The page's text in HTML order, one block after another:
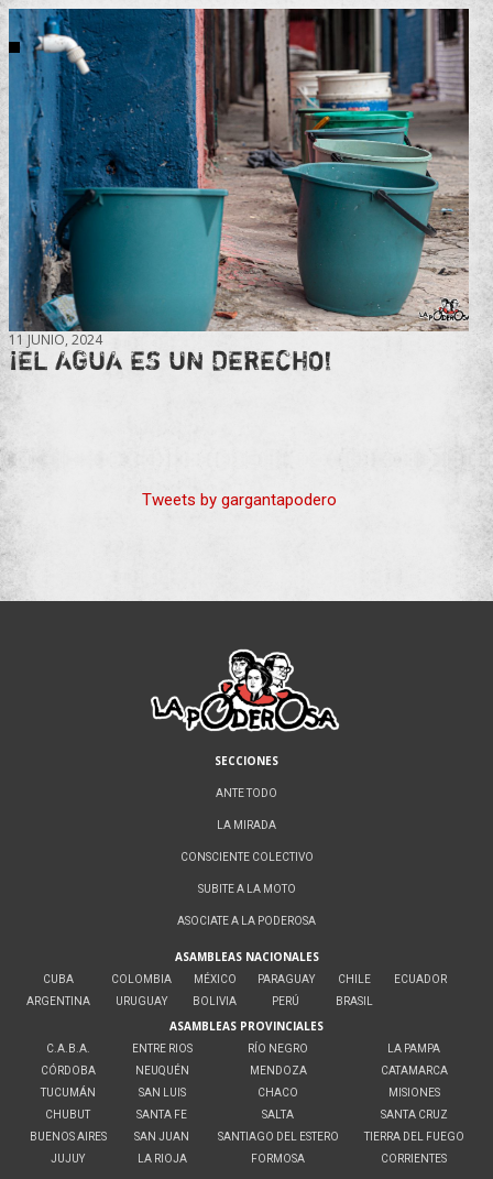
11 JUNIO, 2024
¡EL AGUA ES UN DERECHO!
Tweets by gargantapodero
SECCIONES
ANTE TODO
LA MIRADA
CONSCIENTE COLECTIVO
SUBITE A LA MOTO
ASOCIATE A LA PODEROSA
ASAMBLEAS NACIONALES
CUBA
ARGENTINA
COLOMBIA
URUGUAY
MÉXICO
BOLIVIA
PARAGUAY
PERÚ
CHILE
BRASIL
ECUADOR
ASAMBLEAS PROVINCIALES
C.A.B.A.
CÓRDOBA
TUCUMÁN
CHUBUT
BUENOS AIRES
JUJUY
ENTRE RIOS
NEUQUÉN
SAN LUIS
SANTA FE
SAN JUAN
LA RIOJA
RÍO NEGRO
MENDOZA
CHACO
SALTA
SANTIAGO DEL ESTERO
FORMOSA
LA PAMPA
CATAMARCA
MISIONES
SANTA CRUZ
TIERRA DEL FUEGO
CORRIENTES